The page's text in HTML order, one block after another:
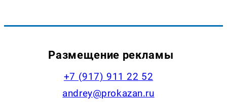
Размещение рекламы
+7 (917) 911 22 52
andrey@prokazan.ru